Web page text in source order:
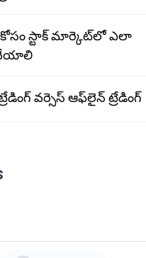
కోసం స్టాక్ మార్కెట్‍లో ఎలా
చేయాలి
వర్సెస్ ఆఫ్‌లైన్ ట్రేడింగ్